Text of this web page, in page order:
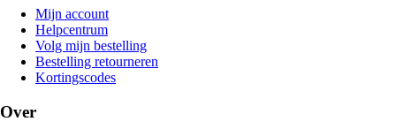
Mijn account
Helpcentrum
Volg mijn bestelling
Bestelling retourneren
Kortingscodes
Over